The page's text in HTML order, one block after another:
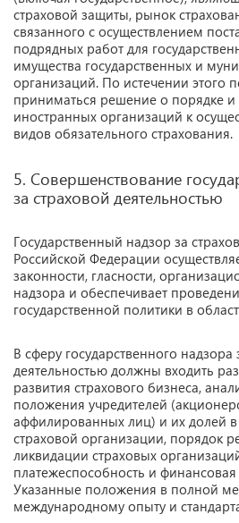
страховой защиты, рынок
связанного с осуществлением
подрядных работ для
имущества государственных и
организаций. По истечении этого
приниматься решение о порядке и
иностранных организаций к
видов обязательного страхования.
5. Совершенствование
за страховой деятельностью
Государственный надзор за
Российской Федерации
законности, гласности,
надзора и обеспечивает
государственной политики в
В сферу государственного надзора
деятельностью должны входить
развития страхового бизнеса,
положения учредителей
аффилированных лиц) и их долей в
страховой организации, порядок
ликвидации страховых
платежеспособность и финансовая
Указанные положения в полной
международному опыту и